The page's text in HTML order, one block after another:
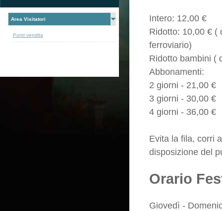
Area Visitatori
Punti vendita
Intero: 12,00 €
Ridotto: 10,00 € (
ferroviario)
Ridotto bambini (
Abbonamenti:
2 giorni - 21,00 €
3 giorni - 30,00 €
4 giorni - 36,00 €
Evita la fila, corri
disposizione del
Orario
Giovedì -